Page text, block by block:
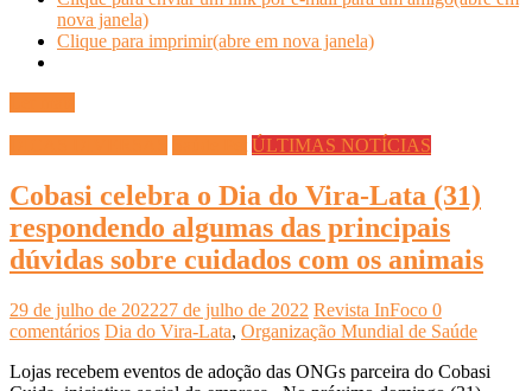
nova janela)
Clique para imprimir(abre em nova janela)
ÚLTIMAS NOTÍCIAS
Cobasi celebra o Dia do Vira-Lata (31)
respondendo algumas das principais
dúvidas sobre cuidados com os animais
29 de julho de 202227 de julho de 2022 Revista InFoco 0
comentários Dia do Vira-Lata, Organização Mundial de Saúde
Lojas recebem eventos de adoção das ONGs parceira do Cobasi